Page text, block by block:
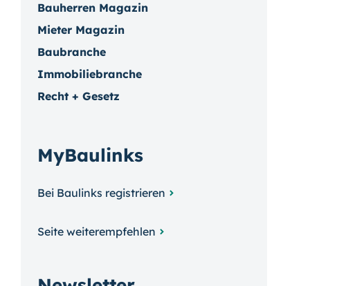
Bauherren Magazin
Mieter Magazin
Baubranche
Immobiliebranche
Recht + Gesetz
MyBaulinks
Bei Baulinks registrieren
Seite weiterempfehlen